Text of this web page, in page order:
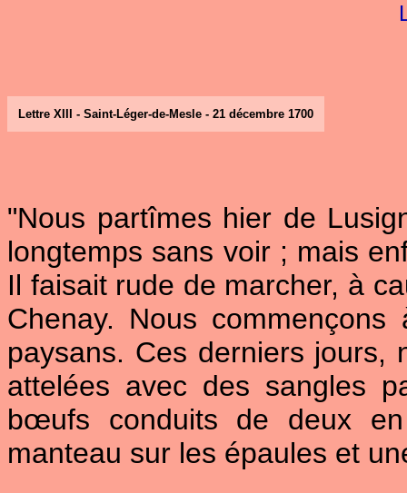
Lettre XIII - Saint-Léger-de-Mesle - 21 décembre 1700
"Nous partîmes hier de
longtemps sans voir ; mais
Il faisait rude de marcher, à
Chenay. Nous
paysans. Ces derniers jours,
attelées avec des sangles
bœufs conduits de deux
manteau sur les épaules et